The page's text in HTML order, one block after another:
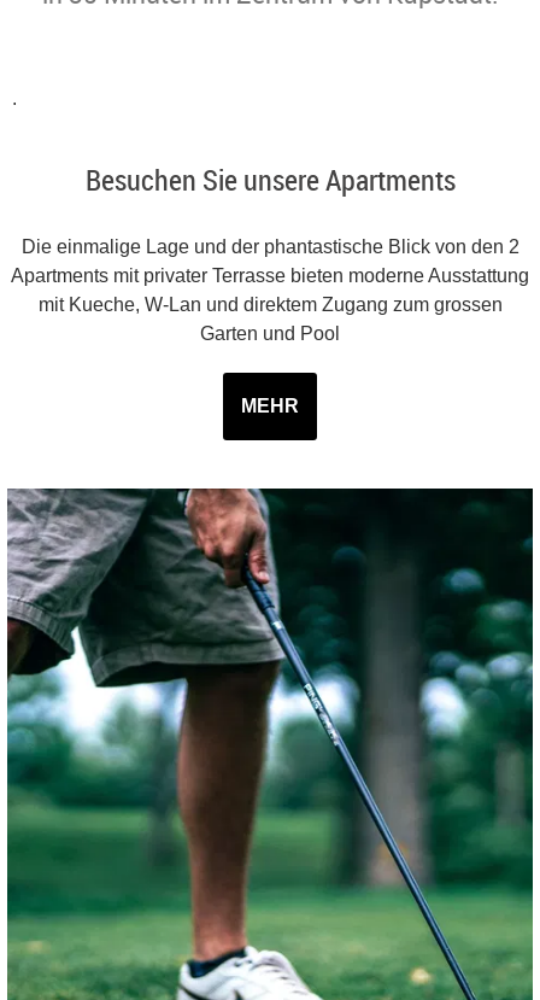
.
Besuchen Sie unsere Apartments
Die einmalige Lage und der phantastische Blick von den 2
Apartments mit privater Terrasse bieten moderne Ausstattung
mit Kueche, W-Lan und direktem Zugang zum grossen
Garten und Pool
MEHR